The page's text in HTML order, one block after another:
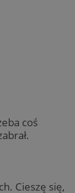
coś
Cieszę się,